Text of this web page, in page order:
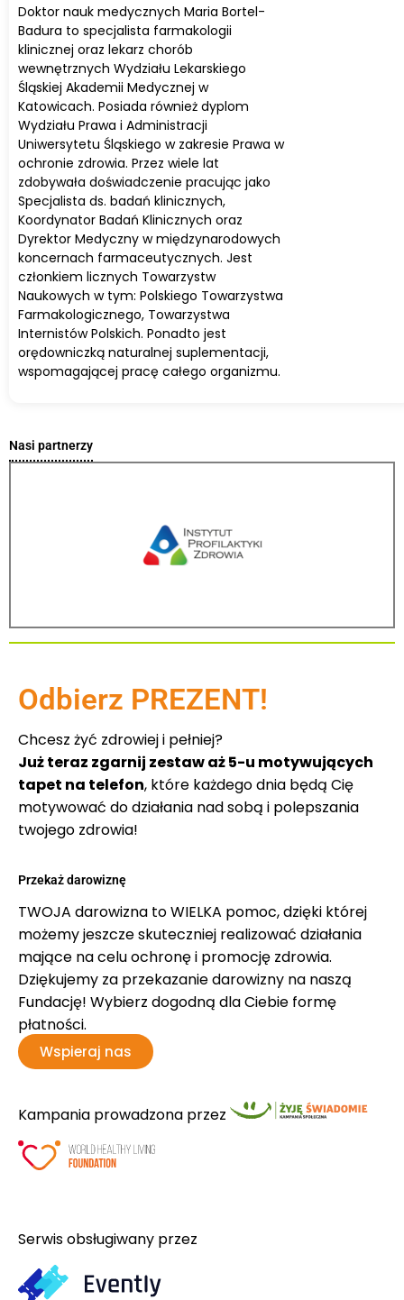
Doktor nauk medycznych Maria Bortel-
Badura to specjalista farmakologii
klinicznej oraz lekarz chorób
wewnętrznych Wydziału Lekarskiego
Śląskiej Akademii Medycznej w
Katowicach. Posiada również dyplom
Wydziału Prawa i Administracji
Uniwersytetu Śląskiego w zakresie Prawa w
ochronie zdrowia. Przez wiele lat
zdobywała doświadczenie pracując jako
Specjalista ds. badań klinicznych,
Koordynator Badań Klinicznych oraz
Dyrektor Medyczny w międzynarodowych
koncernach farmaceutycznych. Jest
członkiem licznych Towarzystw
Naukowych w tym: Polskiego Towarzystwa
Farmakologicznego, Towarzystwa
Internistów Polskich. Ponadto jest
orędowniczką naturalnej suplementacji,
wspomagającej pracę całego organizmu.
Nasi partnerzy
Odbierz PREZENT!
Chcesz żyć zdrowiej i pełniej?
Już teraz zgarnij zestaw aż 5-u motywujących
tapet na telefon, które każdego dnia będą Cię
motywować do działania nad sobą i polepszania
twojego zdrowia!
Przekaż darowiznę
TWOJA darowizna to WIELKA pomoc, dzięki której
możemy jeszcze skuteczniej realizować działania
mające na celu ochronę i promocję zdrowia.
Dziękujemy za przekazanie darowizny na naszą
Fundację! Wybierz dogodną dla Ciebie formę
płatności.
Wspieraj nas
Kampania prowadzona przez
Serwis obsługiwany przez